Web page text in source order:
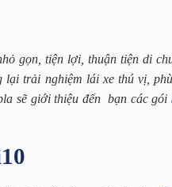
gọn, tiện lợi, thuận tiện di
lại trải nghiệm lái xe thú vị,
sẽ giới thiệu đến bạn các gói